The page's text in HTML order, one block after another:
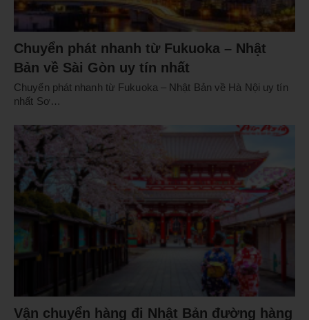
Chuyển phát nhanh từ Fukuoka – Nhật
Bản về Sài Gòn uy tín nhất
Chuyển phát nhanh từ Fukuoka – Nhật Bản về Hà Nội uy tín
nhất Sơ…
Vận chuyển hàng đi Nhật Bản đường hàng